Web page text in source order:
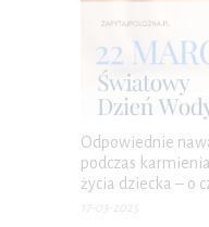
Odpowiednie
podczas
życia dziecka – o
17-03-2025